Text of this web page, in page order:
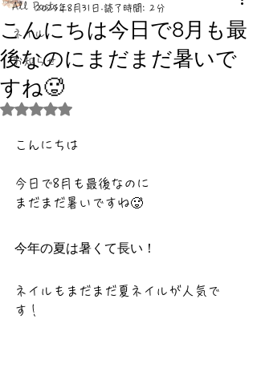
All Posts
ネイル
お知らせ
こんにちは今日で8月も最
後なのにまだまだ暑いで
すね🥵
2025年8月31日 読了時間: 2分
5つ星のうちNaNと評価されています。
こんにちは
今日で8月も最後なのに
まだまだ暑いですね🥵
今年の夏は暑くて長い！
ネイルもまだまだ夏ネイルが人気で
す！